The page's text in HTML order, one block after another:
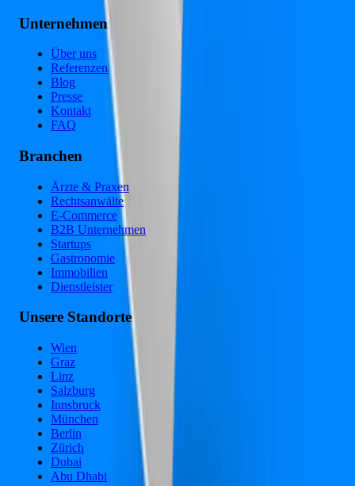
Unternehmen
Über uns
Referenzen
Blog
Presse
Kontakt
FAQ
Branchen
Ärzte & Praxen
Rechtsanwälte
E-Commerce
B2B Unternehmen
Startups
Gastronomie
Immobilien
Dienstleister
Unsere Standorte
Wien
Graz
Linz
Salzburg
Innsbruck
München
Berlin
Zürich
Dubai
Abu Dhabi